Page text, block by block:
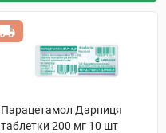
Парацетамол Дарниця
таблетки 200 мг 10 шт